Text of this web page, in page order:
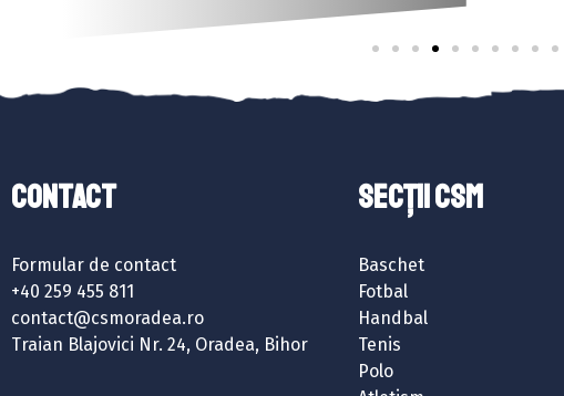
Contact
Formular de contact
+40 259 455 811
contact@csmoradea.ro
Traian Blajovici Nr. 24, Oradea, Bihor
SECȚII CSM
Baschet
Fotbal
Handbal
Tenis
Polo